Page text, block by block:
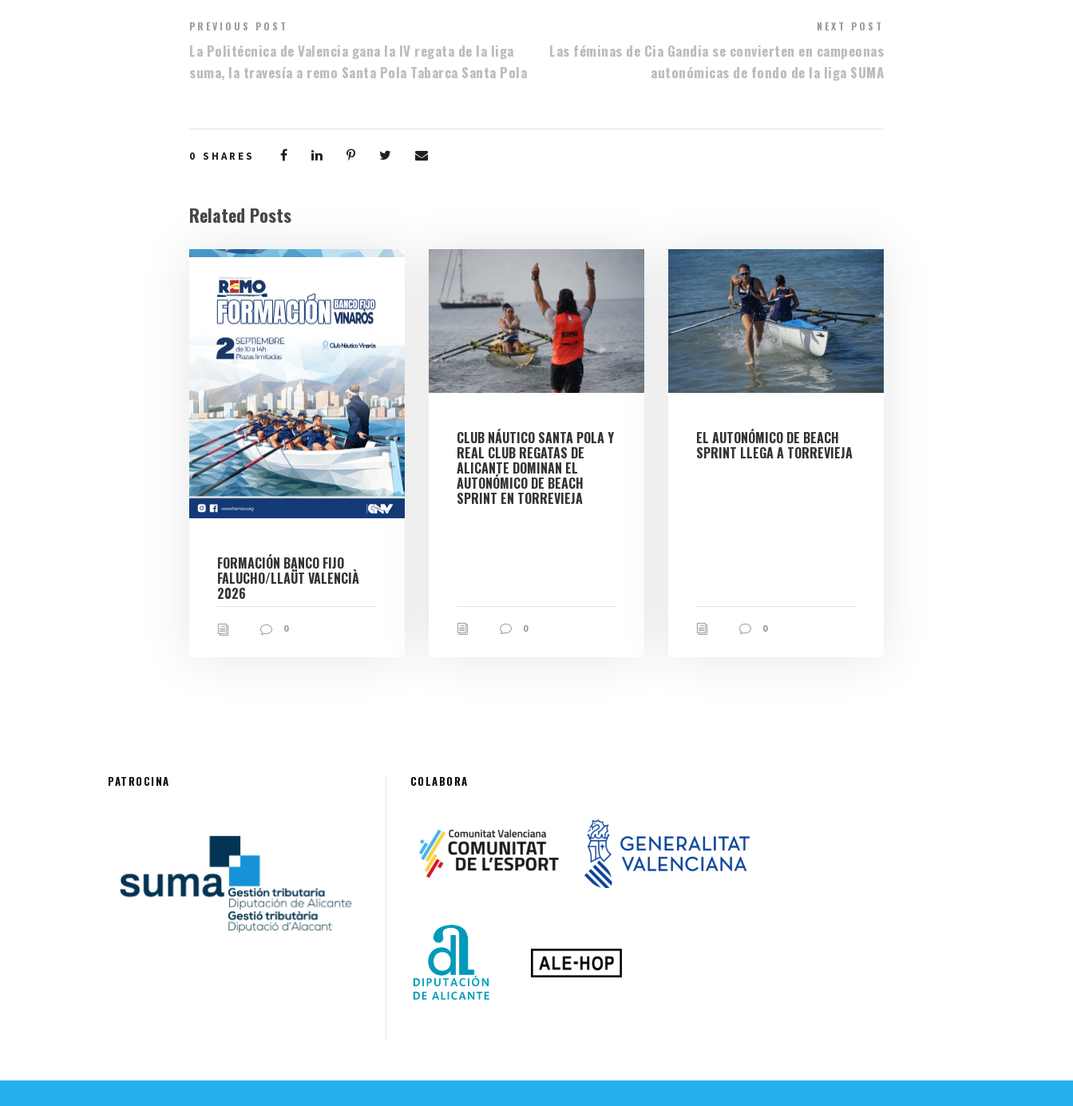
PREVIOUS POST
La Politécnica de Valencia gana la IV regata de la liga
suma, la travesía a remo Santa Pola Tabarca Santa Pola
NEXT POST
Las féminas de Cia Gandia se convierten en campeonas
autonómicas de fondo de la liga SUMA
0 SHARES
Related Posts
FORMACIÓN BANCO FIJO
FALUCHO/LLAÜT VALENCIÀ
2026
0
CLUB NÁUTICO SANTA POLA Y
REAL CLUB REGATAS DE
ALICANTE DOMINAN EL
AUTONÓMICO DE BEACH
SPRINT EN TORREVIEJA
0
EL AUTONÓMICO DE BEACH
SPRINT LLEGA A TORREVIEJA
0
PATROCINA COLABORA